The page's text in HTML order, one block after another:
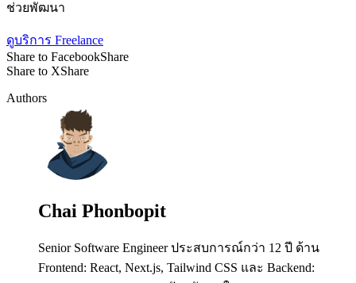
ช่วยพัฒนา
ดูบริการ Freelance
Share to FacebookShare
Share to XShare
Authors
Chai Phonbopit
Senior Software Engineer ประสบการณ์กว่า 12 ปี ด้าน
Frontend: React, Next.js, Tailwind CSS และ Backend: